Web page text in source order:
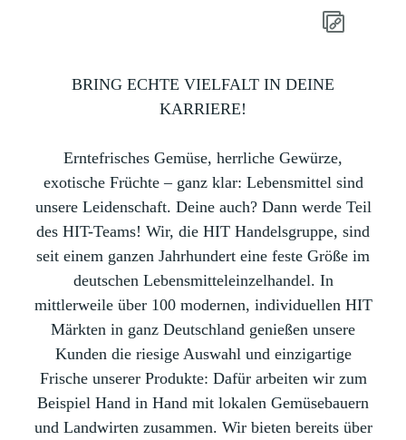
BRING ECHTE VIELFALT IN DEINE
KARRIERE!
Erntefrisches Gemüse, herrliche Gewürze,
exotische Früchte – ganz klar: Lebensmittel sind
unsere Leidenschaft. Deine auch? Dann werde Teil
des HIT-Teams! Wir, die HIT Handelsgruppe, sind
seit einem ganzen Jahrhundert eine feste Größe im
deutschen Lebensmitteleinzelhandel. In
mittlerweile über 100 modernen, individuellen HIT
Märkten in ganz Deutschland genießen unsere
Kunden die riesige Auswahl und einzigartige
Frische unserer Produkte: Dafür arbeiten wir zum
Beispiel Hand in Hand mit lokalen Gemüsebauern
und Landwirten zusammen. Wir bieten bereits über